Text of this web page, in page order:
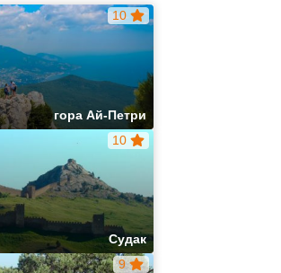
гора Ай-Петри
10
Судак
10
9